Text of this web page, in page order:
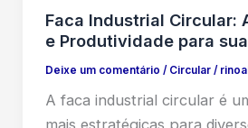
Faca Industrial Circular:
e Produtividade para
Deixe um comentário / Circular/
A faca industrial circular é